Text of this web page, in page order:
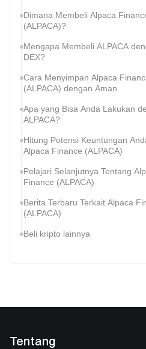
Dimana Membeli Alpaca
(ALPACA)?
Mengapa Membeli ALPACA
DEX?
Cara Menyimpan Alpaca
(ALPACA) dengan Aman
Apa yang Bisa Anda Lakukan
ALPACA?
Hitung Potensi Keuntungan
Alpaca Finance (ALPACA)
Pelajari Selanjutnya Tentang
Finance (ALPACA)
Berita Terbaru Terkait Alpaca
(ALPACA)
Beli kripto lainnya
Tentang